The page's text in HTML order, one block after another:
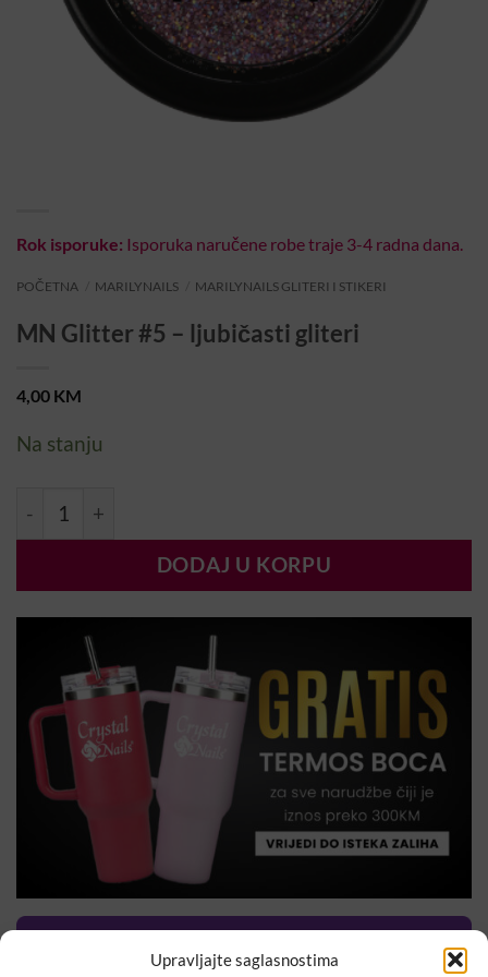
Upravljajte saglasnostima
Rok isporuke: Isporuka naručene robe traje 3-4 radna dana.
POČETNA MARILYNAILS MARILYNAILS GLITERI I STIKERI
MN Glitter #5 – ljubičasti gliteri
4,00 KM
Na stanju
MN Glitter #5 - ljubičasti gliteri količina
DODAJ U KORPU